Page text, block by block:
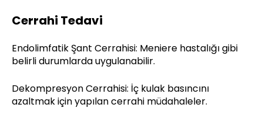
Cerrahi Tedavi
Endolimfatik Şant Cerrahisi: Meniere hastalığı gibi
belirli durumlarda uygulanabilir.
Dekompresyon Cerrahisi: İç kulak basıncını
azaltmak için yapılan cerrahi müdahaleler.